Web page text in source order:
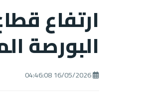
ارتفاع
البورصة